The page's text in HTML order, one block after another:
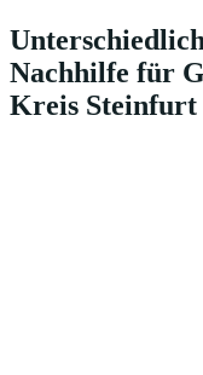
Nachhilfe für
Kreis Steinfurt